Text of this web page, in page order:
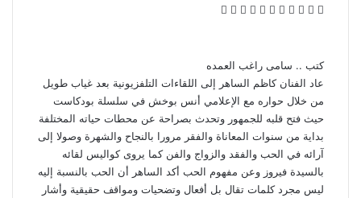
فيسبوك
‫X لينكدإنبينتيريست
‫Pocket
واتساب
تيلقرام
ڤايبر
كتب .. سامى راغب العمده
عاد الفنان كاظم الساهر إلى اللقاءات التلفزيونية بعد غياب طويل
من خلال حواره مع الإعلامي أنس بوخش في سلسلة بودكاست
حيث فتح قلبه للجمهور وتحدث بصراحة عن محطات حياته المختلفة
بداية من سنوات المعاناة والفقر مرورا بالنجاح والشهرة وصولا إلى
آرائه في الحب والفقد والزواج والفن كما يروى كواليس لقائه
بالسيدة فيروز وعن مفهوم الحب أكد الساهر أن الحب بالنسبة إليه
ليس مجرد كلمات تقال بل أفعال وتضحيات ومواقف حقيقية وأشار